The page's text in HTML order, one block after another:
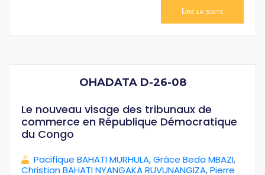
Lire la suite
OHADATA D-26-08
Le nouveau visage des tribunaux de
commerce en République Démocratique
du Congo
Pacifique BAHATI MURHULA,Grâce Beda MBAZI,
Christian BAHATI NYANGAKA RUVUNANGIZA,Pierre